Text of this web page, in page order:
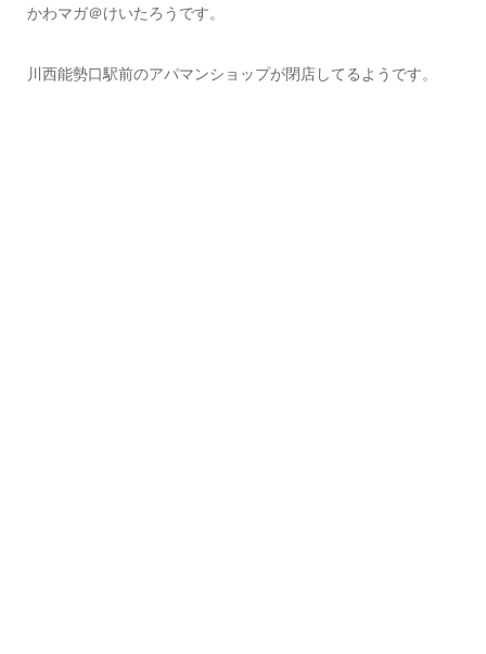
かわマガ＠けいたろうです。
川西能勢口駅前のアパマンショップが閉店してるようです。